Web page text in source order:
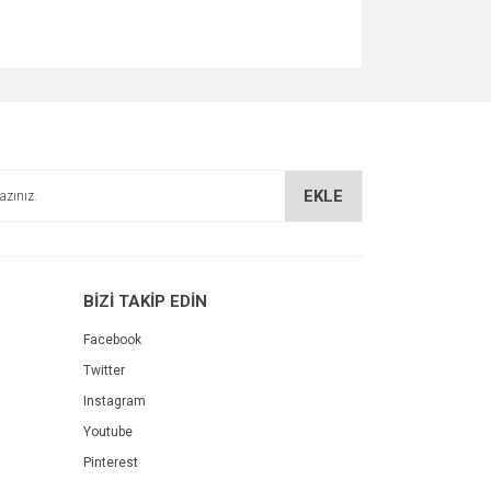
EKLE
BİZİ TAKİP EDİN
Facebook
Twitter
Instagram
Youtube
Pinterest